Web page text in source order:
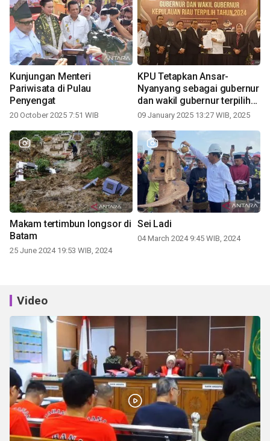
Kunjungan Menteri
Pariwisata di Pulau
Penyengat
20 October 2025 7:51 WIB
KPU Tetapkan Ansar-
Nyanyang sebagai gubernur
dan wakil gubernur terpilih
periode 2025-2030
09 January 2025 13:27 WIB, 2025
Makam tertimbun longsor di
Batam
25 June 2024 19:53 WIB, 2024
Sei Ladi
04 March 2024 9:45 WIB, 2024
Video